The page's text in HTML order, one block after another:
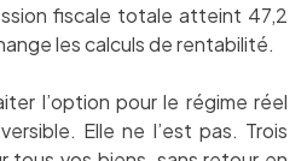
fiscale totale atteint 47,2
les calculs de rentabilité.
l’option pour le régime réel
Elle ne l’est pas. Trois